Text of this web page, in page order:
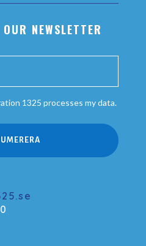
NEWSLETTER
1325 processes my data.